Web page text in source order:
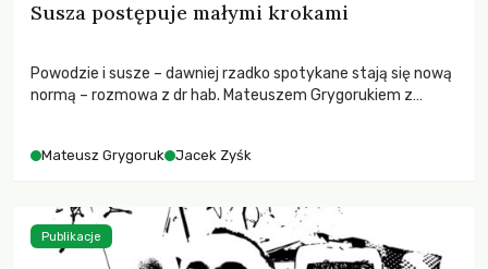
Susza postępuje małymi krokami
Powodzie i susze – dawniej rzadko spotykane stają się nową
normą – rozmowa z dr hab. Mateuszem Grygorukiem z
Mateusz Grygoruk Jacek Zyśk
Publikacje